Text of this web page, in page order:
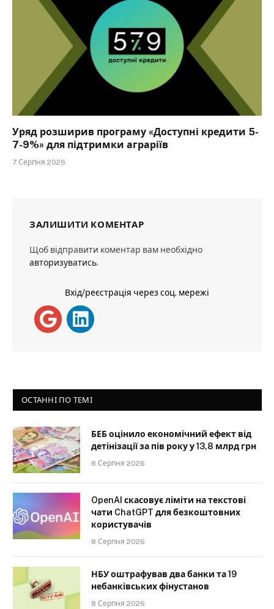
Уряд розширив програму «Доступні кредити 5-
7-9%» для підтримки аграріїв
7 Серпня 2026
ЗАЛИШИТИ КОМЕНТАР
Щоб відправити коментар вам необхідно
авторизуватись.
Вхід/реєстрація через соц. мережі
ОСТАННІ ПО ТЕМІ
БЕБ оцінило економічний ефект від
детінізації за пів року у 13,8 млрд грн
8 Серпня 2026
OpenAI скасовує ліміти на текстові
чати ChatGPT для безкоштовних
користувачів
8 Серпня 2026
НБУ оштрафував два банки та 19
небанківських фінустанов
8 Серпня 2026